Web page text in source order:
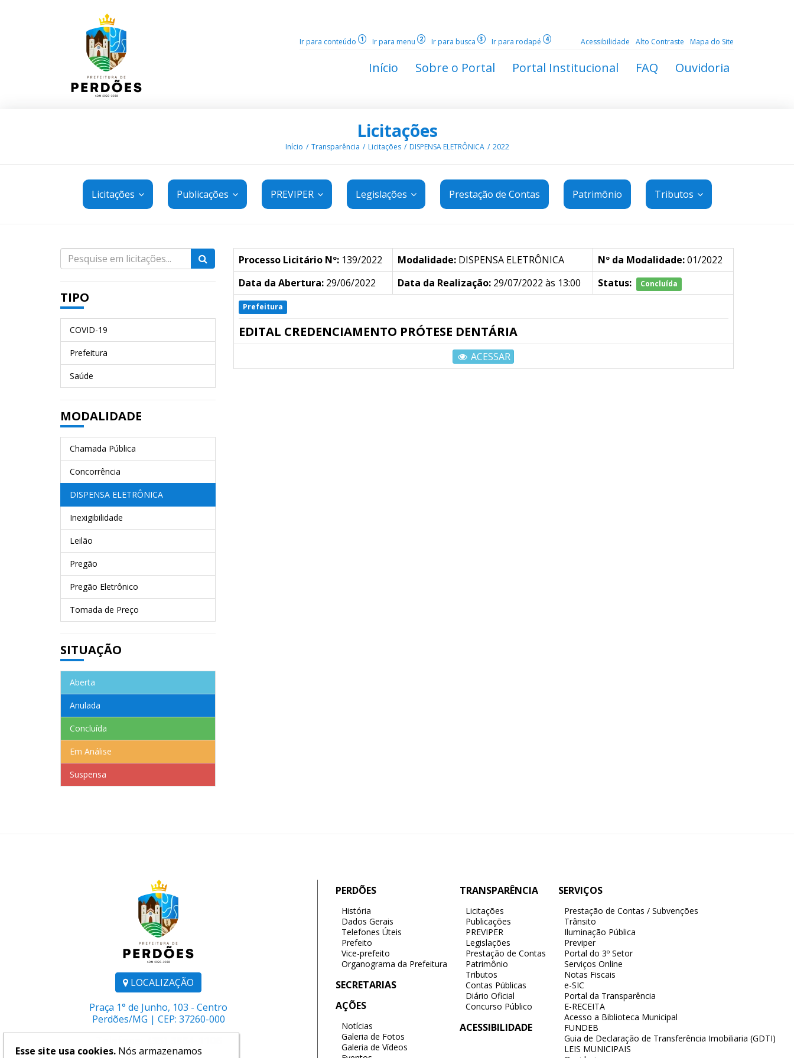
Ir para conteúdo 1 Ir para menu 2 Ir para busca 3 Ir para rodapé 4 Acessibilidade Alto Contraste Mapa do Site
Início Sobre o Portal Portal Institucional FAQ Ouvidoria
Licitações
Início Transparência Licitações DISPENSA ELETRÔNICA 2022
Licitações Publicações PREVIPER Legislações Prestação de Contas Patrimônio Tributos
TIPO
COVID-19
Prefeitura
Saúde
MODALIDADE
Chamada Pública
Concorrência
DISPENSA ELETRÔNICA
Inexigibilidade
Leilão
Pregão
Pregão Eletrônico
Tomada de Preço
SITUAÇÃO
Aberta
Anulada
Concluída
Em Análise
Suspensa
Processo Licitário Nº:139/2022 Modalidade:DISPENSA ELETRÔNICA Nº da Modalidade:01/2022
Data da Abertura:29/06/2022 Data da Realização:29/07/2022 às 13:00 Status: Concluída
Prefeitura
EDITAL CREDENCIAMENTO PRÓTESE DENTÁRIA
ACESSAR
LOCALIZAÇÃO
Praça 1° de Junho, 103 - Centro
Perdões/MG | CEP: 37260-000
PERDÕES
História
Dados Gerais
Telefones Úteis
Prefeito
Vice-prefeito
Organograma da Prefeitura
SECRETARIAS
AÇÕES
Notícias
Galeria de Fotos
Galeria de Vídeos
TRANSPARÊNCIA
Licitações
Publicações
PREVIPER
Legislações
Prestação de Contas
Patrimônio
Tributos
Contas Públicas
Diário Oficial
Concurso Público
ACESSIBILIDADE
SERVIÇOS
Prestação de Contas / Subvenções
Trânsito
Iluminação Pública
Previper
Portal do 3º Setor
Serviços Online
Notas Fiscais
e-SIC
Portal da Transparência
E-RECEITA
Acesso a Biblioteca Municipal
FUNDEB
Guia de Declaração de Transferência Imobiliaria (GDTI)
LEIS MUNICIPAIS
Esse site usa cookies. Nós armazenamos